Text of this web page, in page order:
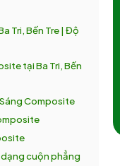
Tri, Bến Tre | Độ
tại Ba Tri, Bến
Composite
cuộn phẳng